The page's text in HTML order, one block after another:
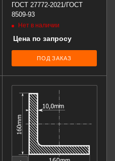
ГОСТ 27772-2021/ГОСТ
8509-93
Нет в наличии
Цена по запросу
ПОД ЗАКАЗ